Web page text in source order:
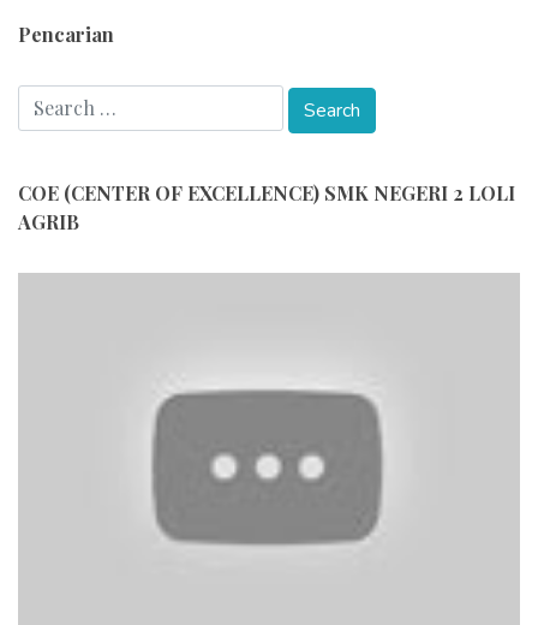
Pencarian
COE (CENTER OF EXCELLENCE) SMK NEGERI 2 LOLI
AGRIB